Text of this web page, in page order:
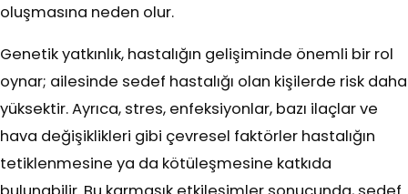
oluşmasına neden olur.
Genetik yatkınlık, hastalığın gelişiminde önemli bir rol
oynar; ailesinde sedef hastalığı olan kişilerde risk daha
yüksektir. Ayrıca, stres, enfeksiyonlar, bazı ilaçlar ve
hava değişiklikleri gibi çevresel faktörler hastalığın
tetiklenmesine ya da kötüleşmesine katkıda